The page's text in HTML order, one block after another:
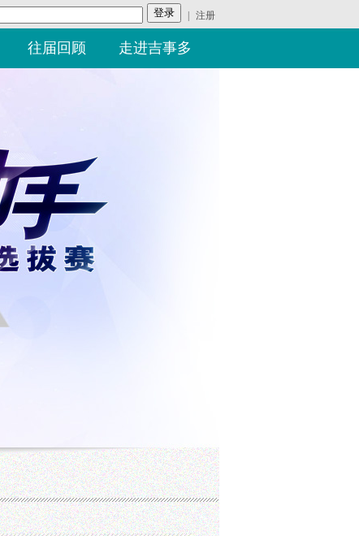
注册
往届回顾 走进吉事多